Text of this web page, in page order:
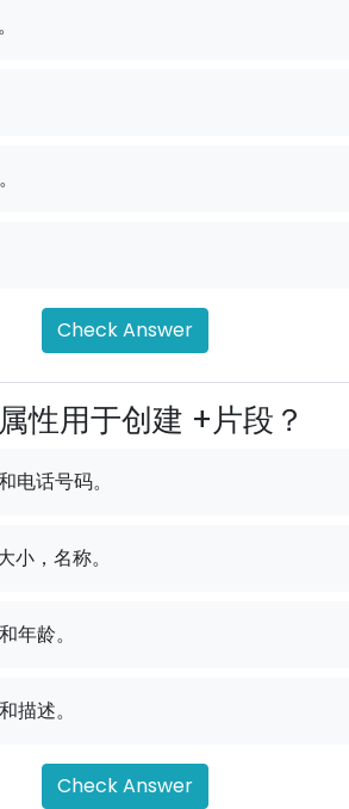
Check Answer
性用于创建 +片段？
电话号码。
小，名称。
年龄。
描述。
Check Answer